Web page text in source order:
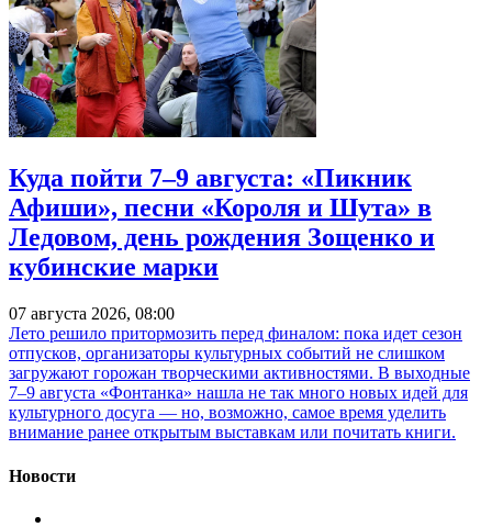
Куда пойти 7–9 августа: «Пикник
Афиши», песни «Короля и Шута» в
Ледовом, день рождения Зощенко и
кубинские марки
07 августа 2026, 08:00
Лето решило притормозить перед финалом: пока идет сезон
отпусков, организаторы культурных событий не слишком
загружают горожан творческими активностями. В выходные
7–9 августа «Фонтанка» нашла не так много новых идей для
культурного досуга — но, возможно, самое время уделить
внимание ранее открытым выставкам или почитать книги.
Новости